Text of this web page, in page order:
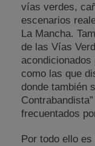
vías verdes,
escenarios
La Mancha.
de las Vías
como las que
donde también
frecuentados
Por todo ello